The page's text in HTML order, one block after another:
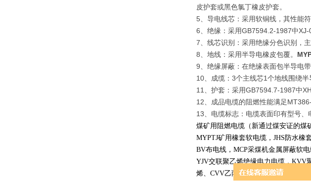
皮护套或黑色氯丁橡皮护套。
5、导电线芯：采用软铜线，其性能
6、绝缘：采用GB7594.2-1987中XJ-
7、线芯识别：采用绝缘分色识别，主
8、地线：采用半导电橡皮包覆。
9、绝缘屏蔽：在绝缘表面包半导电带
10、成缆：3个主线芯1个地线围绕半
11、护套：采用GB7594.7-1987中
12、成品电缆的阻燃性能满足
13、电缆标志：电缆表面印有型号、
煤矿用阻燃电缆（新通过煤安证的煤
MYPTJ矿用橡套软电缆， JHS 防水橡
BV布电线， MCP采煤机金属屏蔽软电
YJV交联聚乙烯绝缘电力电缆，KVV
烯、 CVV乙丙胶绝缘、KGG硅橡胶绝